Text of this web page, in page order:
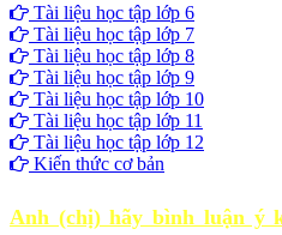
Tài liệu học tập lớp 6
Tài liệu học tập lớp 7
Tài liệu học tập lớp 8
Tài liệu học tập lớp 9
Tài liệu học tập lớp 10
Tài liệu học tập lớp 11
Tài liệu học tập lớp 12
Kiến thức cơ bản
Anh (chị) hãy bình luận ý